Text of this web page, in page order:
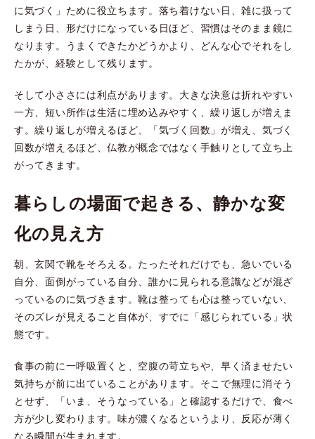
に気づく」ために役立ちます。落ち着けない日、雑に扱って
しまう日、形だけになっている日ほど、習慣はそのまま鏡に
なります。うまくできたかどうかより、どんな心でそれをし
たかが、経験として残ります。
そして小ささには利点があります。大きな決意は折れやすい
一方、短い所作は生活に埋め込みやすく、繰り返しが増えま
す。繰り返しが増えるほど、「気づく回数」が増え、気づく
回数が増えるほど、仏教が概念ではなく手触りとして立ち上
がってきます。
暮らしの場面で起きる、静かな変
化の見え方
朝、玄関で靴をそろえる。たったそれだけでも、急いでいる
自分、面倒がっている自分、誰かに見られる意識などが混ざ
っているのに気づきます。靴は整っても心は整っていない、
そのズレが見えること自体が、すでに「感じられている」状
態です。
食事の前に一呼吸置くと、空腹の苛立ちや、早く済ませたい
気持ちが前に出ていることがあります。そこで無理に消そう
とせず、「いま、そうなっている」と確認するだけで、食べ
方が少し変わります。味が濃くなるというより、反応が薄く
なる瞬間が生まれます。